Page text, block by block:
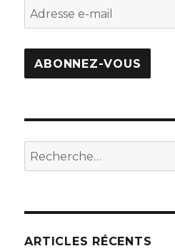
Adresse
e-
mail
ABONNEZ-VOUS
Recherche
pour
ARTICLES RÉCENTS